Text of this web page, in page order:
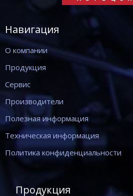
Навигация
О компании
Продукция
Сервис
Производители
Полезная информация
Техническая информация
Политика конфиденциальности
Продукция